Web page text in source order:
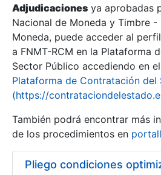
Adjudicaciones ya aprobadas
Nacional de Moneda y Timbre -
Moneda, puede acceder al
a FNMT-RCM en la Plataforma
Sector Público accediendo en
Plataforma de Contratación del
(https://
También podrá encontrar más
de los procedimientos en